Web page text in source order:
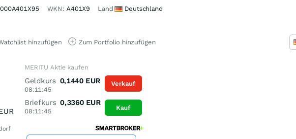
WKN: A401X9 Land Deutschland
hinzufügen Zum Portfolio hinzufügen
MERITU Aktie kaufen
Geldkurs
08:11:45
0,1440 EUR
Briefkurs
08:11:45
0,3360 EUR
Verkauf
Kauf